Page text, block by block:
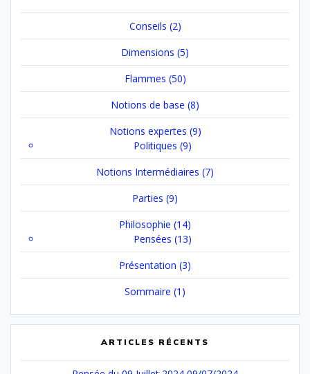
Conseils (2)
Dimensions (5)
Flammes (50)
Notions de base (8)
Notions expertes (9)
Politiques (9)
Notions Intermédiaires (7)
Parties (9)
Philosophie (14)
Pensées (13)
Présentation (3)
Sommaire (1)
ARTICLES RÉCENTS